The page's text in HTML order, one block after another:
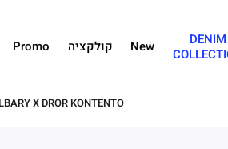
DENIM
New קולקציה Promo
X DROR KONTENTO